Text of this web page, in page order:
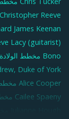
Christopher Reeve
James Keenan
Lacy (guitarist)
Bono مخطط الولادة
Duke of York
Alice Cooper مخطط
Cailee Spaeny